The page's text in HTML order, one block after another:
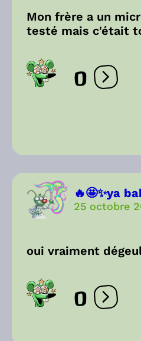
Mon frère a un
testé mais c'était
0 Ouvrir
🔥🤩✨ya
25 octobre
oui vraiment
0 Ouvrir